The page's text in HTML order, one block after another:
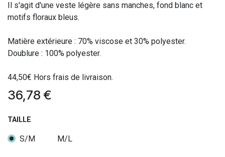
Il s'agit d'une veste légère sans manches, fond blanc et
motifs floraux bleus.
Matière extérieure : 70% viscose et 30% polyester.
Doublure : 100% polyester.
44,50€ Hors frais de livraison.
36,78 €
TAILLE
S/M M/L